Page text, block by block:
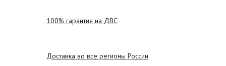
100% гарантия на ДВС
Доставка во все регионы России